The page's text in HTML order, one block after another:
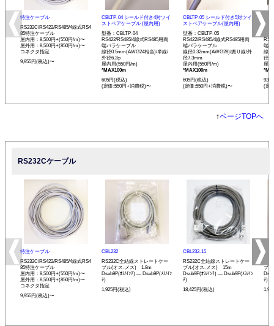
特注ケーブル
RS232C/RS422/RS485/4線式RS4
85特注ケーブル
屋内用：8,500円+(550円/m)〜
屋外用：8,500円+(850円/m)〜
コネクタ指定
9,955円(税込)〜
CBLTP-04 シールド付き4対ツイ
ストペアケーブル (屋内用)
型番：CBLTP-04
RS422/RS485/4線式RS485用両
端バラケーブル
線径0.5mm(AWG24相当)/単線/
外径6.2φ
屋内用(550円/m)
*MAX100m
605円(税込)
(定価:550円+消費税)〜
CBLTP-05 シールド付き5対ツイ
ストペアケーブル(屋内用)
型番：CBLTP-05
RS422/RS485/4線式RS485用両
端バラケーブル
線径0.32mm(AWG28)/撚り線/外
径7.3mm
屋内用(550円/m)
*MAX100m
605円(税込)
(定価:550円+消費税)〜
イ
端
線
径
屋
935
(定
↑ページTOPへ
RS232Cケーブル
特注ケーブル
RS232C/RS422/RS485/4線式RS4
85特注ケーブル
屋内用：8,500円+(550円/m)〜
屋外用：8,500円+(850円/m)〜
コネクタ指定
9,955円(税込)〜
CBL232
RS232C全結線ストレートケー
ブル(オス-メス) 1.8m
Dsub9P(ｵｽ/ｲﾝﾁ) ― Dsub9P(ﾒｽ/ｲﾝ
ﾁ)
1,925円(税込)
CBL232-15
RS232C全結線ストレートケー
ブル(オス-メス) 15m
Dsub9P(ｵｽ/ｲﾝﾁ) ― Dsub9P(ﾒｽ/ｲﾝ
ﾁ)
18,425円(税込)
ブ
ﾁ)